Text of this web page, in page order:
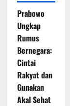
Prabowo
Ungkap
Rumus
Bernegara:
Cintai
Rakyat dan
Gunakan
Akal Sehat